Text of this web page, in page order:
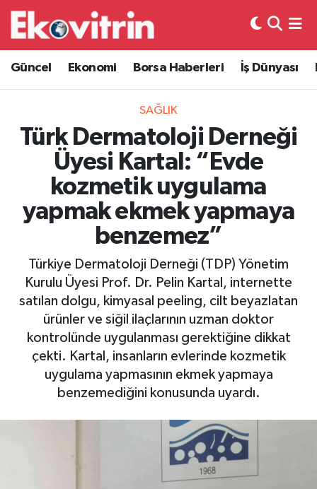
Güncel Ekonomi Borsa Haberleri İş Dünyası
SAĞLIK
Türk Dermatoloji Derneği
Üyesi Kartal: “Evde
kozmetik uygulama
yapmak ekmek yapmaya
benzemez”
Türkiye Dermatoloji Derneği (TDP) Yönetim
Kurulu Üyesi Prof. Dr. Pelin Kartal, internette
satılan dolgu, kimyasal peeling, cilt beyazlatan
ürünler ve siğil ilaçlarının uzman doktor
kontrolünde uygulanması gerektiğine dikkat
çekti. Kartal, insanların evlerinde kozmetik
uygulama yapmasının ekmek yapmaya
benzemediğini konusunda uyardı.
Güncel
Ekonomi
Borsa Haberleri
İş Dünyası
Lojistik
Asayiş
Magazin
Gayrimenkul
Spor
Hava Durumu
Trafik Durumu
Süper Lig Puan Durumu ve Fikstür
Tüm Manşetler
Son Dakika Haberleri
Haber Arşivi